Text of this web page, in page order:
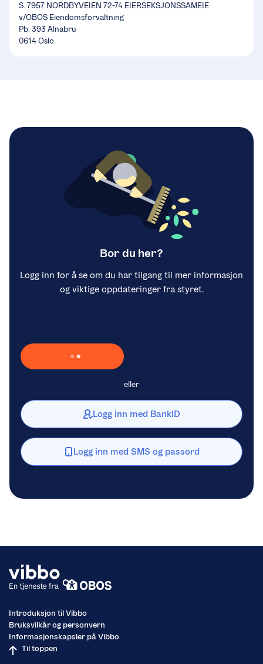
S. 7957 NORDBYVEIEN 72-74 EIERSEKSJONSSAMEIE
v/OBOS Eiendomsforvaltning
Pb. 393 Alnabru
0614 Oslo
Bor du her?
Logg inn for å se om du har tilgang til mer informasjon
og viktige oppdateringer fra styret.
Laster inn Vipps …
eller
Logg inn med BankID
Logg inn med SMS og passord
Introduksjon til Vibbo
Bruksvilkår og personvern
Informasjonskapsler på Vibbo
Til toppen